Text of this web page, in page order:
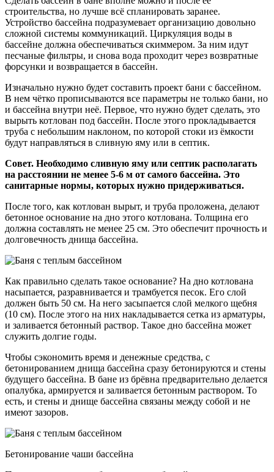
строительства, но лучше всё спланировать заранее.
Устройство бассейна подразумевает организацию довольно
сложной системы коммуникаций. Циркуляция воды в
бассейне должна обеспечиваться скиммером. За ним идут
песчаные фильтры, и снова вода проходит через возвратные
форсунки и возвращается в бассейн.
Изначально нужно будет составить проект бани с бассейном.
В нем чётко прописываются все параметры не только бани, но
и бассейна внутри неё. Первое, что нужно будет сделать, это
вырыть котлован под бассейн. После этого прокладывается
труба с небольшим наклоном, по которой стоки из ёмкости
будут направляться в сливную яму или в септик.
Совет. Необходимо сливную яму или септик располагать
на расстоянии не менее 5-6 м от самого бассейна. Это
санитарные нормы, которых нужно придерживаться.
После того, как котлован вырыт, и труба проложена, делают
бетонное основание на дно этого котлована. Толщина его
должна составлять не менее 25 см. Это обеспечит прочность и
долговечность днища бассейна.
Как правильно сделать такое основание? На дно котлована
насыпается, разравнивается и трамбуется песок. Его слой
должен быть 50 см. На него засыпается слой мелкого щебня
(10 см). После этого на них накладывается сетка из арматуры,
и заливается бетонный раствор. Такое дно бассейна может
служить долгие годы.
Чтобы сэкономить время и денежные средства, с
бетонированием днища бассейна сразу бетонируются и стены
будущего бассейна. В бане из брёвна предварительно делается
опалубка, армируется и заливается бетонным раствором. То
есть, и стены и днище бассейна связаны между собой и не
имеют зазоров.
Бетонирование чаши бассейна